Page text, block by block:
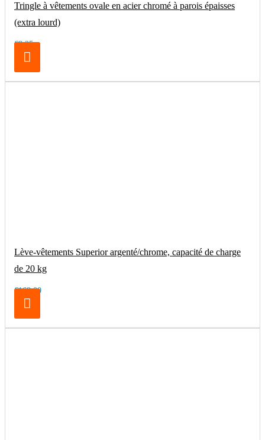
Tringle à vêtements ovale en acier chromé à parois épaisses
(extra lourd)
€8.25
Lève-vêtements Superior argenté/chrome, capacité de charge
de 20 kg
€169.00